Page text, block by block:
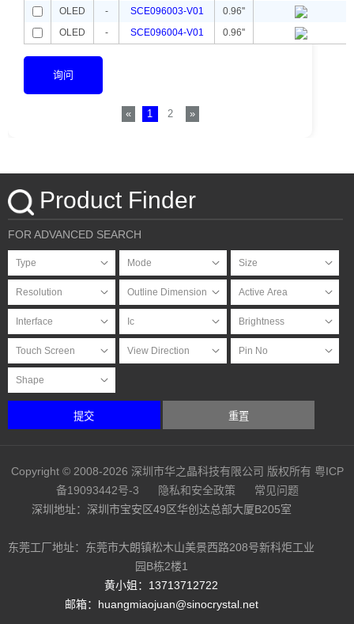
OLED
- SCE096003-V01
0.96''
OLED
- SCE096004-V01 0.96''
询问
« 1 2 »
Product Finder
FOR ADVANCED SEARCH
提交 重置
Copyright © 2008-2026 深圳市华之晶科技有限公司 版权所有 粤ICP
备19093442号-3
隐私和安全政策
常见问题
深圳地址：深圳市宝安区49区华创达总部大厦B205室
东莞工厂地址：东莞市大朗镇松木山美景西路208号新科炬工业
园B栋2楼1
黄小姐：13713712722
邮箱：huangmiaojuan@sinocrystal.net